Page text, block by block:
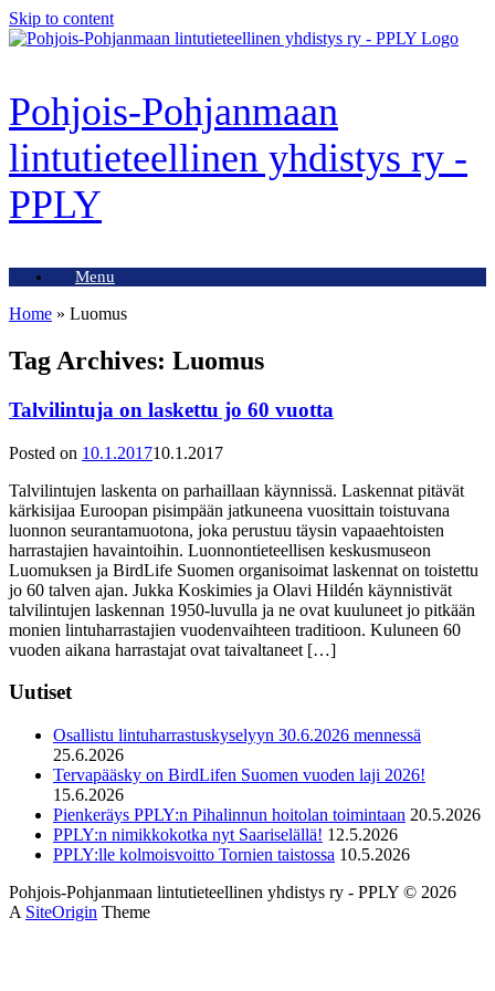
Skip to content
Pohjois-Pohjanmaan
lintutieteellinen yhdistys ry -
PPLY
Menu
Home » Luomus
Tag Archives: Luomus
Talvilintuja on laskettu jo 60 vuotta
Posted on 10.1.201710.1.2017
Talvilintujen laskenta on parhaillaan käynnissä. Laskennat pitävät
kärkisijaa Euroopan pisimpään jatkuneena vuosittain toistuvana
luonnon seurantamuotona, joka perustuu täysin vapaaehtoisten
harrastajien havaintoihin. Luonnontieteellisen keskusmuseon
Luomuksen ja BirdLife Suomen organisoimat laskennat on toistettu
jo 60 talven ajan. Jukka Koskimies ja Olavi Hildén käynnistivät
talvilintujen laskennan 1950-luvulla ja ne ovat kuuluneet jo pitkään
monien lintuharrastajien vuodenvaihteen traditioon. Kuluneen 60
vuoden aikana harrastajat ovat taivaltaneet […]
Uutiset
Osallistu lintuharrastuskyselyyn 30.6.2026 mennessä
25.6.2026
Tervapääsky on BirdLifen Suomen vuoden laji 2026!
15.6.2026
Pienkeräys PPLY:n Pihalinnun hoitolan toimintaan 20.5.2026
PPLY:n nimikkokotka nyt Saariselällä! 12.5.2026
PPLY:lle kolmoisvoitto Tornien taistossa 10.5.2026
Pohjois-Pohjanmaan lintutieteellinen yhdistys ry - PPLY © 2026
A SiteOrigin Theme